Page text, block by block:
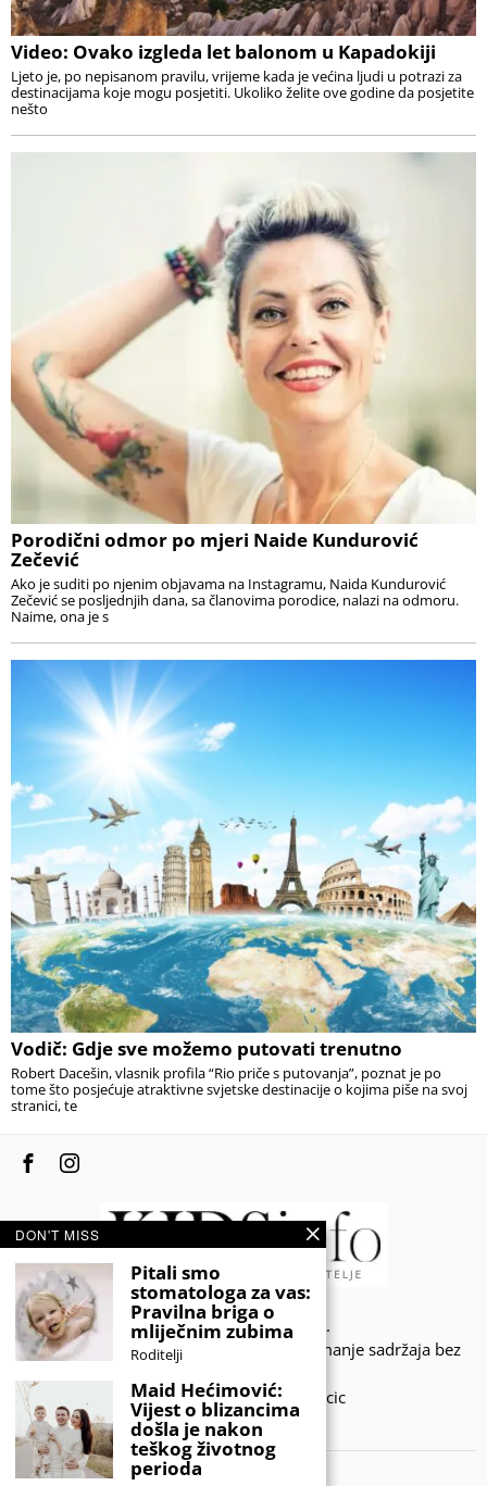
Video: Ovako izgleda let balonom u Kapadokiji
Ljeto je, po nepisanom pravilu, vrijeme kada je većina ljudi u potrazi za
destinacijama koje mogu posjetiti. Ukoliko želite ove godine da posjetite
nešto
Porodični odmor po mjeri Naide Kundurović
Zečević
Ako je suditi po njenim objavama na Instagramu, Naida Kundurović
Zečević se posljednjih dana, sa članovima porodice, nalazi na odmoru.
Naime, ona je s
Vodič: Gdje sve možemo putovati trenutno
Robert Dacešin, vlasnik profila “Rio priče s putovanja”, poznat je po
tome što posjećuje atraktivne svjetske destinacije o kojima piše na svoj
stranici, te
© 2020 - KIDSINFO.BA.
Sva prava zadržana. Zabranjeno preuzimanje sadržaja bez
Developed by Amar SIjercic
IZAŠAO JE NOVI MAGAZIN!
DON'T MISS
Pitali smo
stomatologa za vas:
Pravilna briga o
mliječnim zubima
Roditelji
Maid Hećimović:
Vijest o blizancima
došla je nakon
teškog životnog
perioda